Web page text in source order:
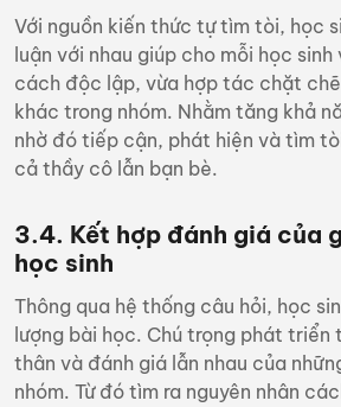
Với nguồn kiến thức tự tìm tòi, học
luận với nhau giúp cho mỗi học
cách độc lập, vừa hợp tác chặt
khác trong nhóm. Nhằm tăng khả
nhờ đó tiếp cận, phát hiện và tìm
cả thầy cô lẫn bạn bè.
3.4. Kết hợp đánh giá của
học sinh
Thông qua hệ thống câu hỏi, học
lượng bài học. Chú trọng phát triển
thân và đánh giá lẫn nhau của
nhóm. Từ đó tìm ra nguyên nhân